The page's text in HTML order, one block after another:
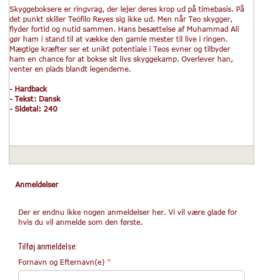
Skyggeboksere er ringvrag, der lejer deres krop ud på timebasis. På
det punkt skiller Teófilo Reyes sig ikke ud. Men når Teo skygger,
flyder fortid og nutid sammen. Hans besættelse af Muhammad Ali
gør ham i stand til at vække den gamle mester til live i ringen.
Mægtige kræfter ser et unikt potentiale i Teos evner og tilbyder
ham en chance for at bokse sit livs skyggekamp. Overlever han,
venter en plads blandt legenderne.
- Hardback
- Tekst: Dansk
- Sidetal: 240
Anmeldelser
Der er endnu ikke nogen anmeldelser her. Vi vil være glade for
hvis du vil anmelde som den første.
Tilføj anmeldelse:
Fornavn og Efternavn(e)